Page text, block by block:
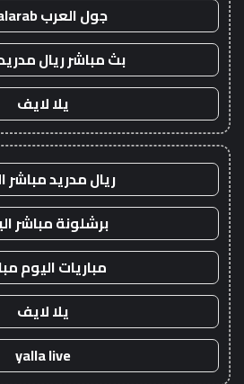
جول العرب goalarab
بث مباشر ريال
يلا لايف
ريال مدريد مباشر
برشلونة مباشر
مباريات اليوم
يلا لايف
yalla live